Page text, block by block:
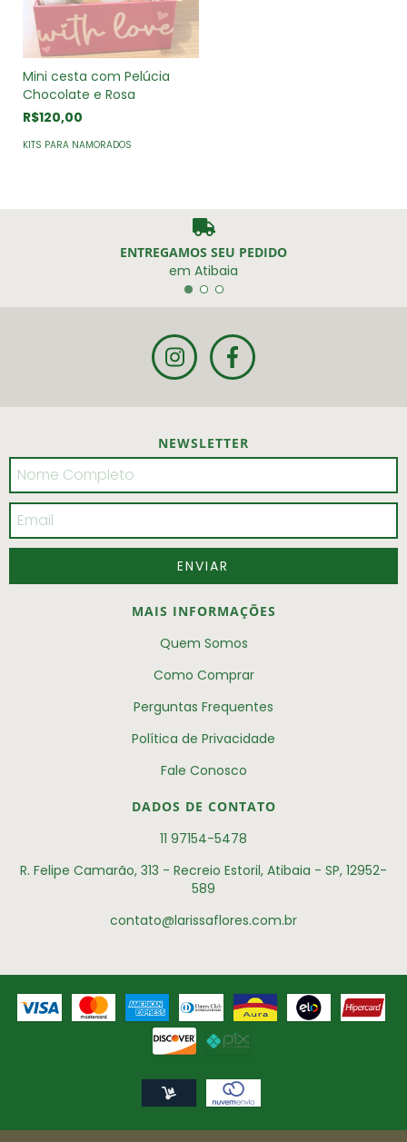
Mini cesta com Pelúcia
Chocolate e Rosa
R$120,00
KITS PARA NAMORADOS
ENTREGAMOS SEU PEDIDO
em Atibaia
NEWSLETTER
MAIS INFORMAÇÕES
Quem Somos
Como Comprar
Perguntas Frequentes
Política de Privacidade
Fale Conosco
DADOS DE CONTATO
11 97154-5478
R. Felipe Camarão, 313 - Recreio Estoril, Atibaia - SP, 12952-
589
contato@larissaflores.com.br